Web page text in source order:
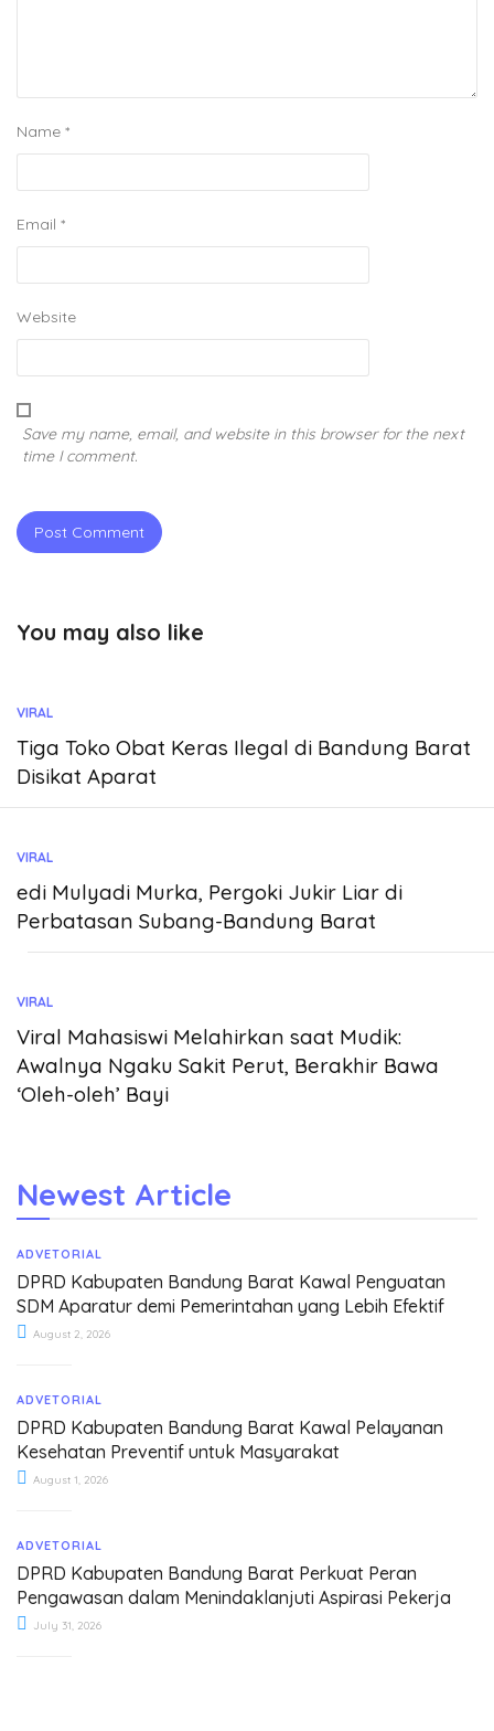
Name *
Email *
Website
Save my name, email, and website in this browser for the next
time I comment.
You may also like
VIRAL
Tiga Toko Obat Keras Ilegal di Bandung Barat
Disikat Aparat
VIRAL
edi Mulyadi Murka, Pergoki Jukir Liar di
Perbatasan Subang-Bandung Barat
VIRAL
Viral Mahasiswi Melahirkan saat Mudik:
Awalnya Ngaku Sakit Perut, Berakhir Bawa
‘Oleh-oleh’ Bayi
Newest Article
ADVETORIAL
DPRD Kabupaten Bandung Barat Kawal Penguatan
SDM Aparatur demi Pemerintahan yang Lebih Efektif
August 2, 2026
ADVETORIAL
DPRD Kabupaten Bandung Barat Kawal Pelayanan
Kesehatan Preventif untuk Masyarakat
August 1, 2026
ADVETORIAL
DPRD Kabupaten Bandung Barat Perkuat Peran
Pengawasan dalam Menindaklanjuti Aspirasi Pekerja
July 31, 2026